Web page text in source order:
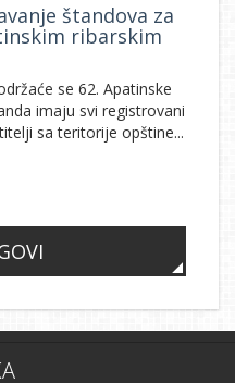
štandova za
ribarskim
se 62. Apatinske
imaju svi registrovani
sa teritorije opštine...